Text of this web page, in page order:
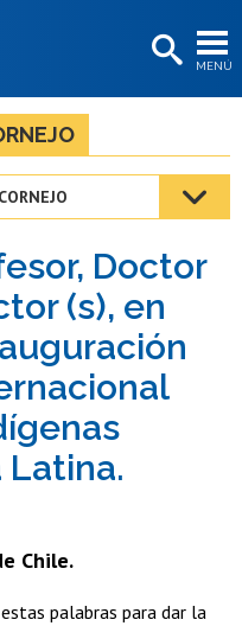
MENÚ
os
os
os
Doctor
(s), en
Latina.
Chile.
palabras para dar la